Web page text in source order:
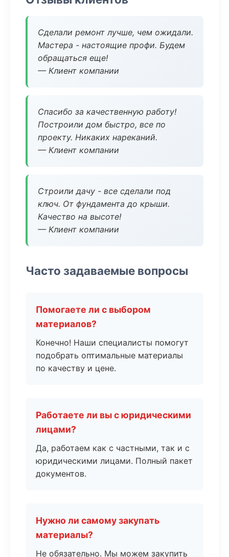
Сделали ремонт лучше, чем ожидали.
Мастера - настоящие профи. Будем
обращаться еще!
— Клиент компании
Спасибо за качественную работу!
Построили дом быстро, все по
проекту. Никаких нареканий.
— Клиент компании
Строили дачу - все сделали под
ключ. От фундамента до крыши.
Качество на высоте!
— Клиент компании
Часто задаваемые вопросы
Помогаете ли с выбором
материалов?
Конечно! Наши специалисты помогут
подобрать оптимальные материалы
по качеству и цене.
Работаете ли вы с юридическими
лицами?
Да, работаем как с частными, так и с
юридическими лицами. Полный пакет
документов.
Нужно ли самому закупать
материалы?
Не обязательно. Мы можем закупить